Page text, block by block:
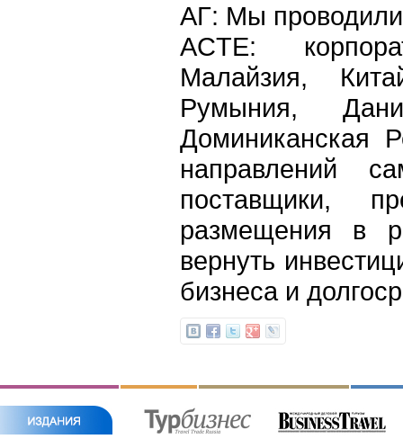
АГ: Мы
ACTE:
Малайзия,
Румыния,
Доминиканская
направлений
поставщики,
размещения в
вернуть
бизнеса и